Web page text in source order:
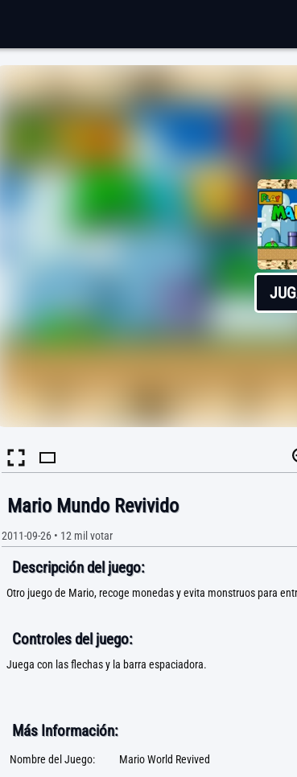
Mario Mundo Revivido
2011-09-26• 12 mil votar
Descripción del juego:
Otro juego de Mario, recoge monedas y evita monstruos para
Controles del juego:
Juega con las flechas y la barra espaciadora.
Más Información:
Nombre del Juego:
Mario World Revived